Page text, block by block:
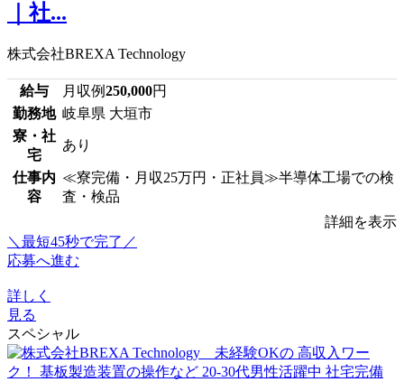
｜社...
株式会社BREXA Technology
給与 月収例250,000円
勤務地 岐阜県 大垣市
寮・社
宅
あり
仕事内
容
≪寮完備・月収25万円・正社員≫半導体工場での検
査・検品
詳細を表示
＼最短45秒で完了／
応募へ進む
詳しく
見る
スペシャル